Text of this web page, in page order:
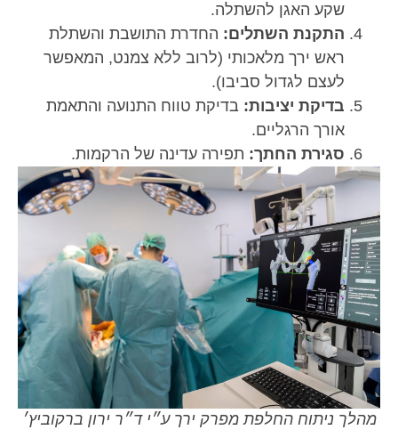
שקע האגן להשתלה.
התקנת השתלים: החדרת התושבת והשתלת
ראש ירך מלאכותי (לרוב ללא צמנט, המאפשר
לעצם לגדול סביבו).
בדיקת יציבות: בדיקת טווח התנועה והתאמת
אורך הרגליים.
סגירת החתך: תפירה עדינה של הרקמות.
מהלך ניתוח החלפת מפרק ירך ע״י ד״ר ירון ברקוביץ׳